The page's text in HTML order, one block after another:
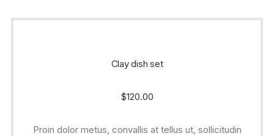
Clay dish set
$120.00
Proin dolor metus, convallis at tellus ut, sollicitudin